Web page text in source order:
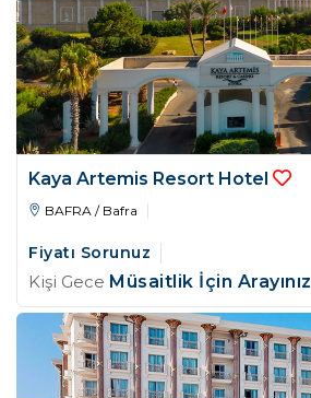
Kaya Artemis Resort Hotel
BAFRA / Bafra
Fiyatı Sorunuz
Kişi Gece Müsaitlik İçin Arayınız